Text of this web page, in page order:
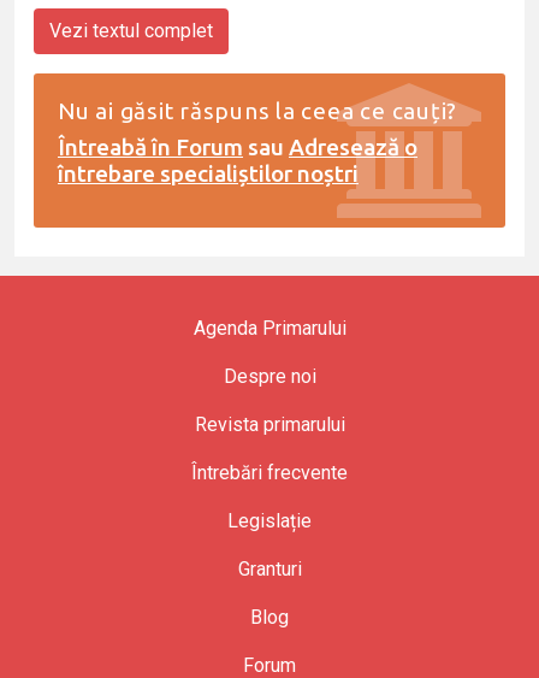
Vezi textul complet
Nu ai găsit răspuns la ceea ce cauți?
Întreabă în Forum sau Adresează o
întrebare specialiștilor noștri
Agenda Primarului
Despre noi
Revista primarului
Întrebări frecvente
Legislație
Granturi
Blog
Forum